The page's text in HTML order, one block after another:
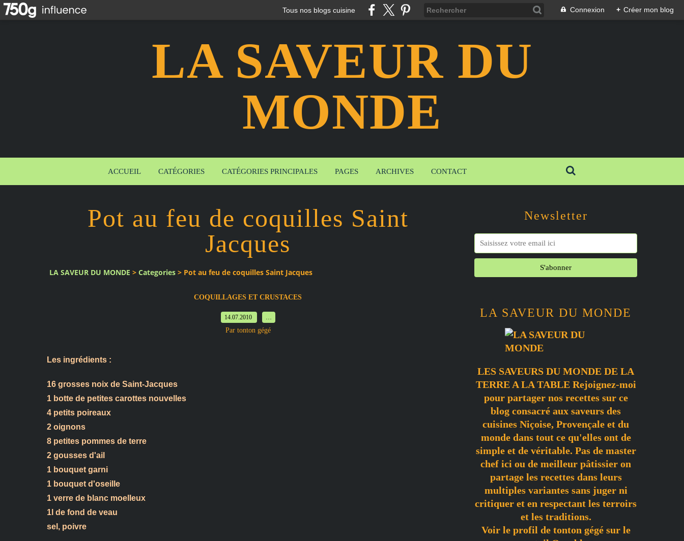
Tous nos blogs cuisine Connexion + Créer mon blog
LA SAVEUR DU
MONDE
ACCUEIL CATÉGORIES CATÉGORIES PRINCIPALES PAGES ARCHIVES CONTACT
Pot au feu de coquilles Saint
Jacques
LA SAVEUR DU MONDE > Categories > Pot au feu de coquilles Saint Jacques
COQUILLAGES ET CRUSTACES
14.07.2010
Par tonton gégé
Les ingrédients :
16 grosses noix de Saint-Jacques
1 botte de petites carottes nouvelles
4 petits poireaux
2 oignons
8 petites pommes de terre
2 gousses d'ail
1 bouquet garni
1 bouquet d'oseille
1 verre de blanc moelleux
1l de fond de veau
sel, poivre
Newsletter
LA SAVEUR DU MONDE
LES SAVEURS DU MONDE DE LA
TERRE A LA TABLE Rejoignez-moi
pour partager nos recettes sur ce
blog consacré aux saveurs des
cuisines Niçoise, Provençale et du
monde dans tout ce qu'elles ont de
simple et de véritable. Pas de master
chef ici ou de meilleur pâtissier on
partage les recettes dans leurs
multiples variantes sans juger ni
critiquer et en respectant les terroirs
et les traditions.
Voir le profil de tonton gégésur le